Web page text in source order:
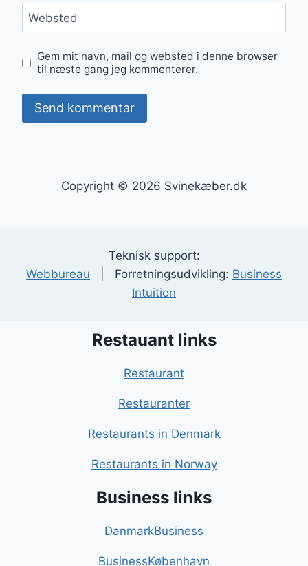
Websted
Gem mit navn, mail og websted i denne browser
til næste gang jeg kommenterer.
Copyright © 2026 Svinekæber.dk
Teknisk support:
Webbureau | Forretningsudvikling: Business
Intuition
Restauant links
Restaurant
Restauranter
Restaurants in Denmark
Restaurants in Norway
Business links
DanmarkBusiness
BusinessKøbenhavn